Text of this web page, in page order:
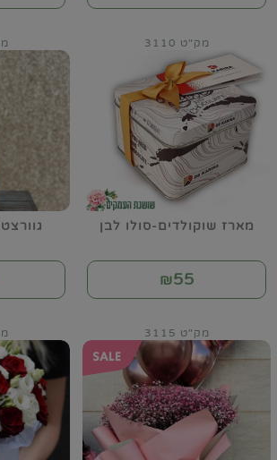
מארז שוקולדים-סולו לבן
מק"ט 3110
₪55
מק"ט 3115